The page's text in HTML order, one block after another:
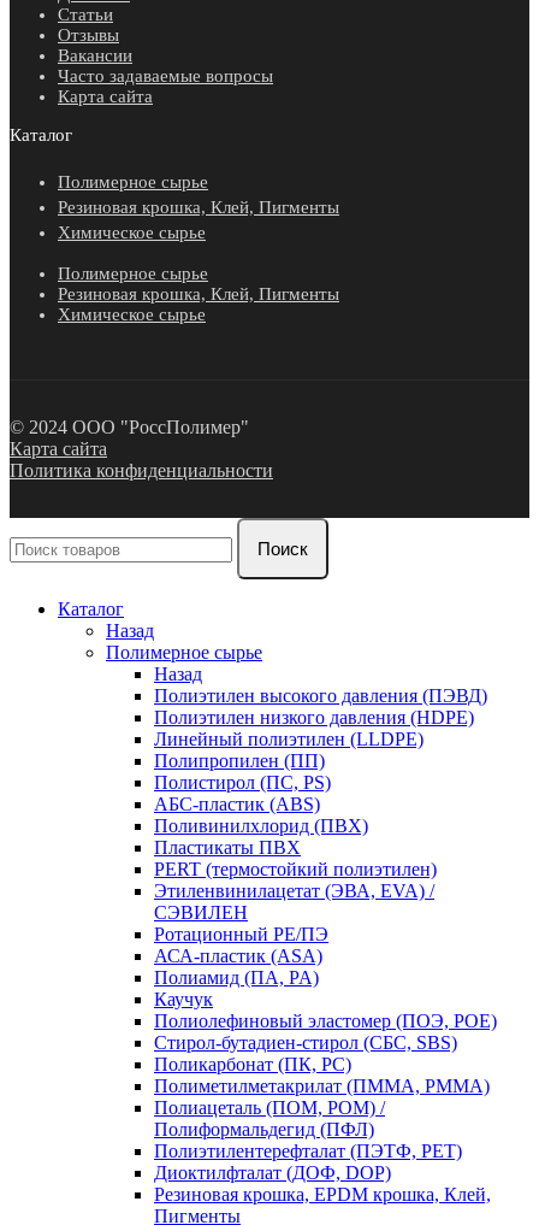
Статьи
Отзывы
Вакансии
Часто задаваемые вопросы
Карта сайта
Каталог
Полимерное сырье
Резиновая крошка, Клей, Пигменты
Химическое сырье
Полимерное сырье
Резиновая крошка, Клей, Пигменты
Химическое сырье
© 2024 ООО "РоссПолимер"
Карта сайта
Политика конфиденциальности
Поиск
Каталог
Назад
Полимерное сырье
Назад
Полиэтилен высокого давления (ПЭВД)
Полиэтилен низкого давления (HDPE)
Линейный полиэтилен (LLDPE)
Полипропилен (ПП)
Полистирол (ПС, PS)
АБС-пластик (ABS)
Поливинилхлорид (ПВХ)
Пластикаты ПВХ
PERT (термостойкий полиэтилен)
Этиленвинилацетат (ЭВА, EVA) /
СЭВИЛЕН
Ротационный PE/ПЭ
АСА-пластик (ASA)
Полиамид (ПА, PA)
Каучук
Полиолефиновый эластомер (ПОЭ, POE)
Стирол-бутадиен-стирол (СБС, SBS)
Поликарбонат (ПК, PC)
Полиметилметакрилат (ПММА, PMMA)
Полиацеталь (ПОМ, POM) /
Полиформальдегид (ПФЛ)
Полиэтилентерефталат (ПЭТФ, PET)
Диоктилфталат (ДОФ, DOP)
Резиновая крошка, EPDM крошка, Клей,
Пигменты